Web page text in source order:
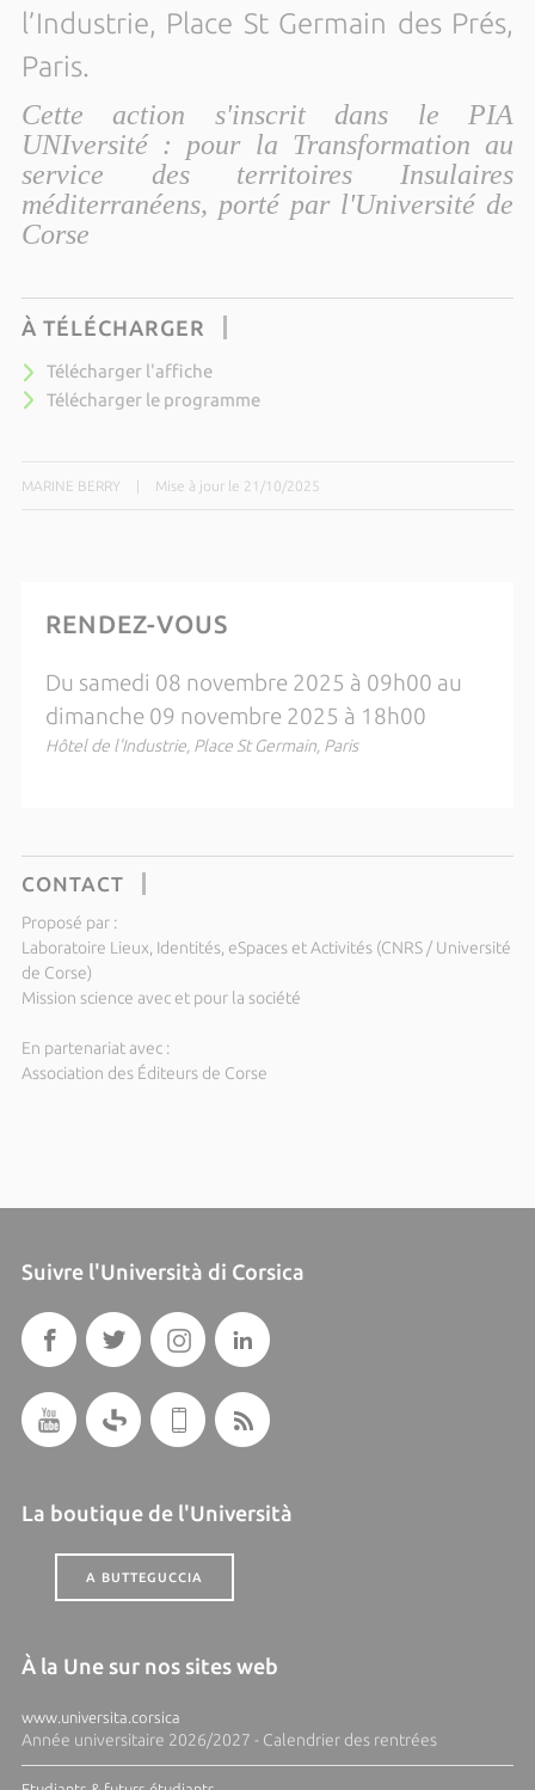
l’Industrie, Place St Germain des Prés,
Paris.
Cette action s'inscrit dans le PIA
UNIversité : pour la Transformation au
service des territoires Insulaires
méditerranéens, porté par l'Université de
Corse
À TÉLÉCHARGER
Télécharger l'affiche
Télécharger le programme
MARINE BERRY Mise à jour le 21/10/2025
RENDEZ-VOUS
Du samedi 08 novembre 2025 à 09h00 au
dimanche 09 novembre 2025 à 18h00
Hôtel de l'Industrie, Place St Germain, Paris
CONTACT
Proposé par :
Laboratoire Lieux, Identités, eSpaces et Activités (CNRS / Université
de Corse)
Mission science avec et pour la société
En partenariat avec :
Association des Éditeurs de Corse
Suivre l'Università di Corsica
La boutique de l'Università
A BUTTEGUCCIA
À la Une sur nos sites web
www.universita.corsica
Année universitaire 2026/2027 - Calendrier des rentrées